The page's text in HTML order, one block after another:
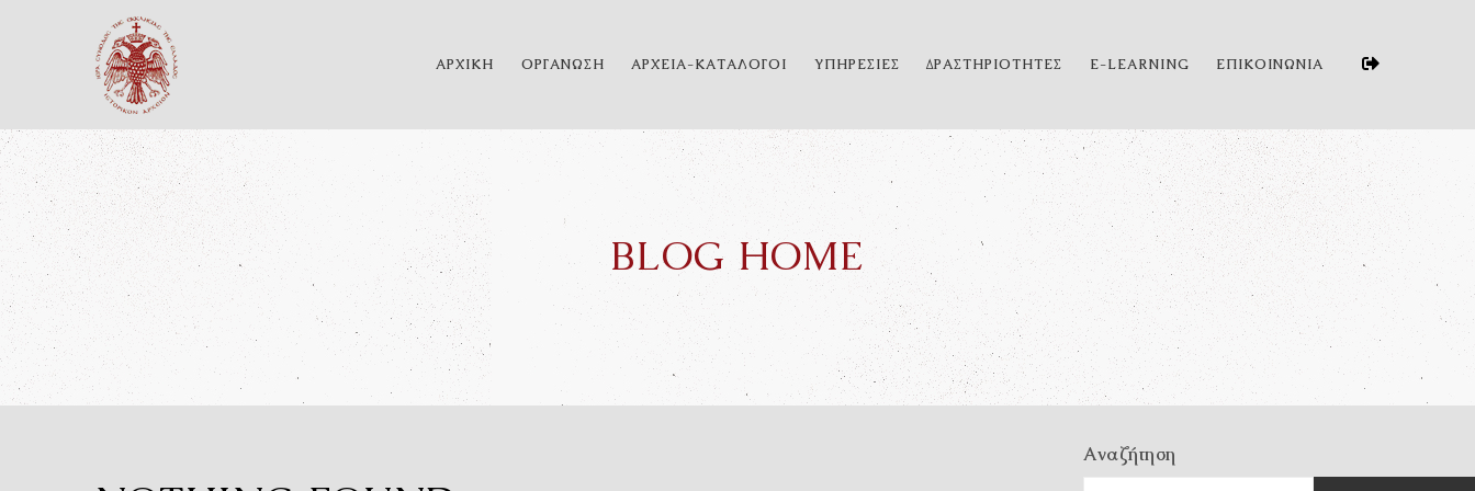
ΑΡΧΙΚΗ ΟΡΓΑΝΩΣΗ ΑΡΧΕΙΑ-ΚΑΤΑΛΟΓΟΙ ΥΠΗΡΕΣΙΕΣ ΔΡΑΣΤΗΡΙΟΤΗΤΕΣ E-LEARNING ΕΠΙΚΟΙΝΩΝΙΑ
BLOG HOME
Αναζήτηση